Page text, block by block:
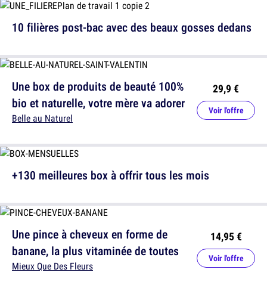
Une box de produits de beauté 100%
bio et naturelle, votre mère va adorer
Belle au Naturel
29,9 €
Voir l'offre
Une pince à cheveux en forme de
banane, la plus vitaminée de toutes
Mieux Que Des Fleurs
14,95 €
Voir l'offre
10 filières post-bac avec des beaux gosses dedans
+130 meilleures box à offrir tous les mois